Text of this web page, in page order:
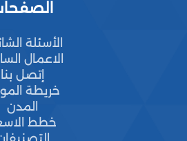
الأسئلة
الاعمال
إتصل بنا
خريطة
المدن
خطط